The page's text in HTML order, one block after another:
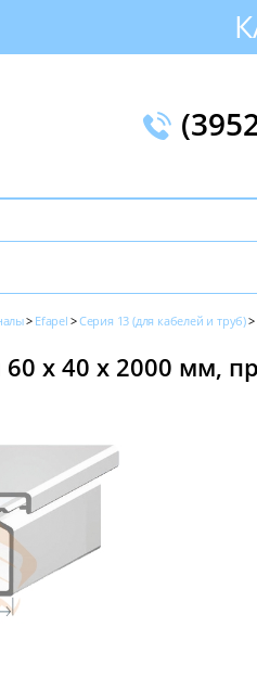
Efapel Серия 13 (для кабелей и труб)
х 40 x 2000 мм,